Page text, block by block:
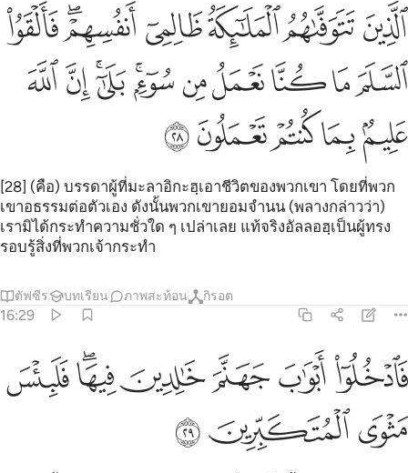
الذين تتوفاهم الملايكة ظالمي انفسهم فالقوا السلم ما كنا نعمل من
ٱلَّذِينَ تَتَوَفَّىٰهُمُ ٱلْمَلَـٰٓئِكَةُ ظَالِمِىٓ أَنفُسِهِمْ ۖ فَأَلْقَوُا۟ ٱلسَّلَمَ مَا كُنَّا
ﱘﱙﱚﱛﱜﱝﱞ
ﱟﱠﱡﱢﱣﱤﱥﱦﱧﱨﱩ
ﱪﱫ ﱬﱭﱮ
[28] (คือ) บรรดาผู้ที่มะลาอิกะฮฺเอาชีวิตของพวกเขา โดยที่พวก
เขาอธรรมต่อตัวเอง ดังนั้นพวกเขายอมจำนน (พลางกล่าวว่า)
เรามิได้กระทำความชั่วใด ๆ เปล่าเลย แท้จริงอัลลอฮฺเป็นผู้ทรง
รอบรู้สิ่งที่พวกเจ้ากระทำ
ตัฟซีร บทเรียน ภาพสะท้อน กิรอต
16:29
فادخلوا ابواب جهنم خالدين فيها فلبيس مثوى المتكبرين ٢٩
فَٱدْخُلُوٓا۟ أَبْوَٰبَ جَهَنَّمَ خَـٰلِدِينَ فِيهَا ۖ فَلَبِئْسَ مَثْوَى ٱلْمُتَكَبِّرِينَ
ﱯﱰﱱﱲﱳﱴﱵ
ﱶﱷﱸ